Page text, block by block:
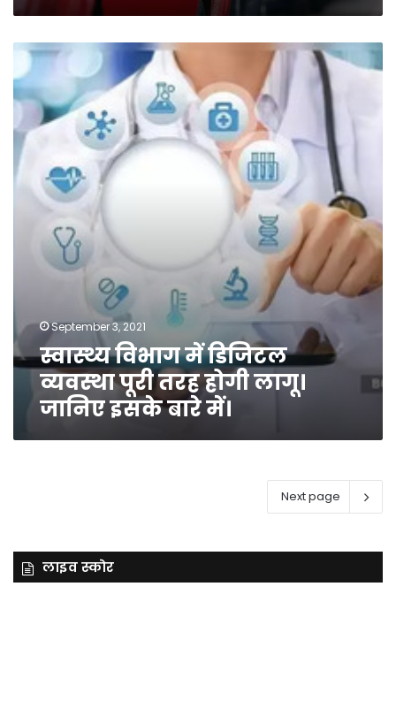
स्वास्थ्य
विभाग
में
डिजिटल
व्यवस्था
पूरी
तरह
लागू।
September 3, 2021
स्वास्थ्य विभाग में डिजिटल
व्यवस्था पूरी तरह होगी लागू।
जानिए इसके बारे में।
Next page
लाइव स्कोर